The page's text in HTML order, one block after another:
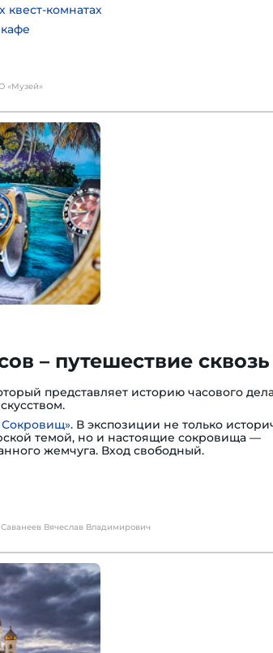
квест-комнатах
«Музей»
– путешествие сквозь
представляет историю часового
Сокровищ». В экспозиции не только
темой, но и настоящие сокровища —
жемчуга. Вход свободный.
Вячеслав Владимирович